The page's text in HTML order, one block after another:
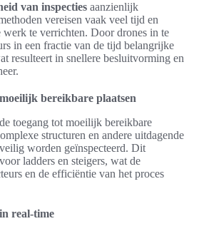
van inspecties aanzienlijk
vereisen vaak veel tijd en
te verrichten. Door drones in te
in een fractie van de tijd belangrijke
resulteert in snellere besluitvorming en
bereikbare plaatsen
toegang tot moeilijk bereikbare
structuren en andere uitdagende
worden geïnspecteerd. Dit
ladders en steigers, wat de
en de efficiëntie van het proces
real-time